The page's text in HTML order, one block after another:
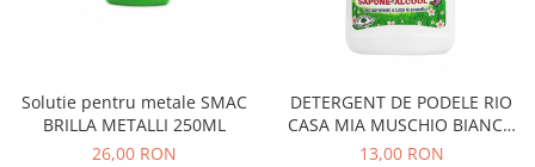
Solutie pentru metale SMAC
BRILLA METALLI 250ML
26,00 RON
DETERGENT DE PODELE RIO
CASA MIA MUSCHIO BIANCO
1250ML
13,00 RON